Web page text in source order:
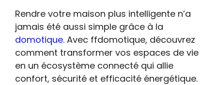
Rendre votre maison plus intelligente n’a
jamais été aussi simple grâce à la
domotique. Avec ffdomotique, découvrez
comment transformer vos espaces de vie
en un écosystème connecté qui allie
confort, sécurité et efficacité énergétique.